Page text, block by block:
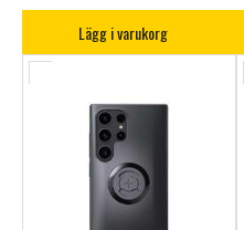
Lägg i varukorg